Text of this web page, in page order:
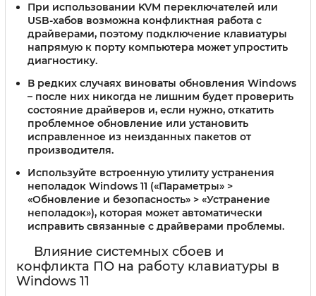
При использовании KVM переключателей или
USB-хабов возможна конфликтная работа с
драйверами, поэтому подключение клавиатуры
напрямую к порту компьютера может упростить
диагностику.
В редких случаях виноваты обновления Windows
– после них никогда не лишним будет проверить
состояние драйверов и, если нужно, откатить
проблемное обновление или установить
исправленное из неизданных пакетов от
производителя.
Используйте встроенную утилиту устранения
неполадок Windows 11 («Параметры» >
«Обновление и безопасность» > «Устранение
неполадок»), которая может автоматически
исправить связанные с драйверами проблемы.
Влияние системных сбоев и
конфликта ПО на работу клавиатуры в
Windows 11